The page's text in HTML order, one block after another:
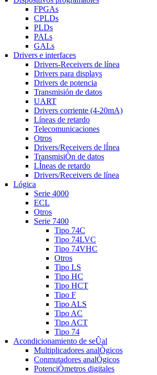
FPGAs
CPLDs
PLDs
PALs
GALs
Drivers e interfaces
Drivers-Receivers de línea
Drivers para displays
Drivers de potencia
Transmisión de datos
UART
Drivers corriente (4-20mA)
Líneas de retardo
Telecomunicaciones
Otros
Drivers/Receivers de lÍnea
TransmisiÒn de datos
LÍneas de retardo
Drivers/Receivers de línea
Lógica
Serie 4000
ECL
Otros
Serie 7400
Tipo 74C
Tipo 74LVC
Tipo 74VHC
Otros
Tipo LS
Tipo HC
Tipo HCT
Tipo F
Tipo ALS
Tipo AC
Tipo ACT
Tipo 74
Acondicionamiento de seÛal
Multiplicadores analÒgicos
Conmutadores analÒgicos
PotenciÒmetros digitales